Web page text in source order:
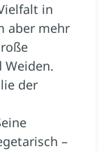
in
aber mehr
Weiden.
der
–